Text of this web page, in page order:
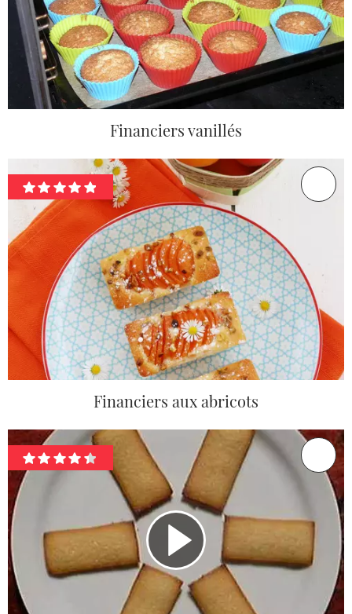
Financiers vanillés
Financiers aux abricots